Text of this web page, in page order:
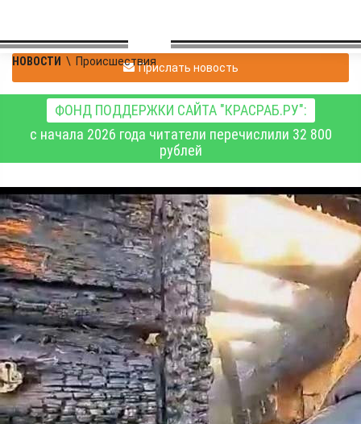
НОВОСТИ \ ПроисшествияПрислать новость
ФОНД ПОДДЕРЖКИ САЙТА "КРАСРАБ.РУ":
с начала 2026 года читатели перечислили 32 800
рублей
Житель Новосибирска
поджог дом, в котором
находились женщина и
ребёнок
Происшествия
14.05.2026 17:23341